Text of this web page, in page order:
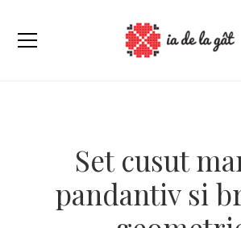
Set cusut
pandantiv si